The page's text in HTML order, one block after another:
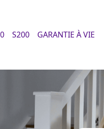
S200 GARANTIE À VIE